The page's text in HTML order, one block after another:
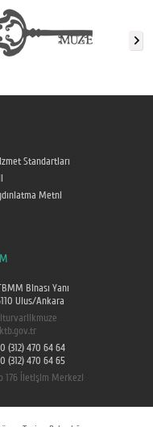
Standartları
Metni
Binası Yanı
Ulus/Ankara
(312) 470 64 64
(312) 470 64 65
176 İletişim Merkezi